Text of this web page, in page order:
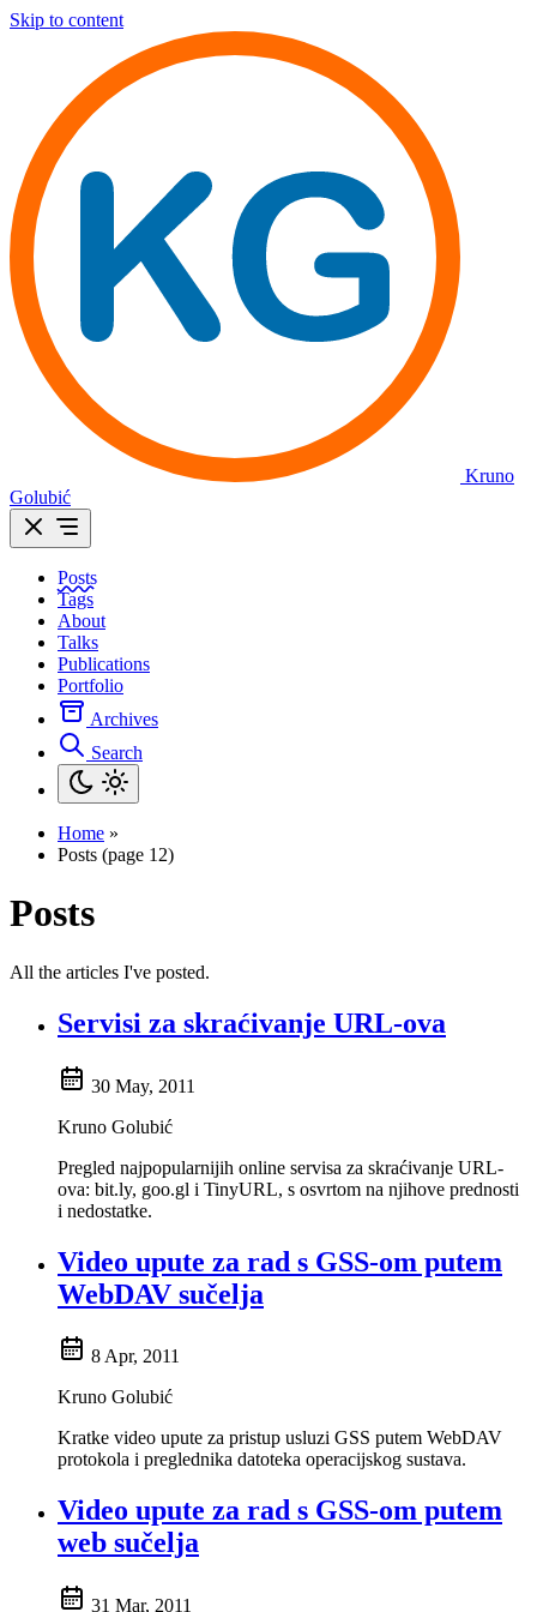
Skip to content
Kruno
Golubić
Posts
Tags
About
Talks
Publications
Portfolio
Archives
Search
Home »
Posts (page 12)
Posts
All the articles I've posted.
Servisi za skraćivanje URL-ova
30 May, 2011
Kruno Golubić
Pregled najpopularnijih online servisa za skraćivanje URL-
ova: bit.ly, goo.gl i TinyURL, s osvrtom na njihove prednosti
i nedostatke.
Video upute za rad s GSS-om putem
WebDAV sučelja
8 Apr, 2011
Kruno Golubić
Kratke video upute za pristup usluzi GSS putem WebDAV
protokola i preglednika datoteka operacijskog sustava.
Video upute za rad s GSS-om putem
web sučelja
31 Mar, 2011